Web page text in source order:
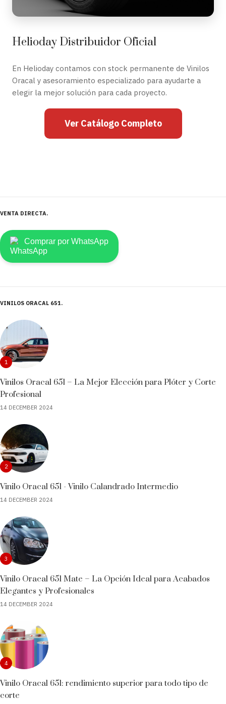
Helioday Distribuidor Oficial
En Helioday contamos con stock permanente de Vinilos
Oracal y asesoramiento especializado para ayudarte a
elegir la mejor solución para cada proyecto.
Ver Catálogo Completo
VENTA DIRECTA
Comprar por WhatsApp
VINILOS ORACAL 651
1
Vinilos Oracal 651 – La Mejor Elección para Plóter y Corte
Profesional
14 DECEMBER 2024
2
Vinilo Oracal 651 - Vinilo Calandrado Intermedio
14 DECEMBER 2024
3
Vinilo Oracal 651 Mate – La Opción Ideal para Acabados
Elegantes y Profesionales
14 DECEMBER 2024
4
Vinilo Oracal 651: rendimiento superior para todo tipo de
corte